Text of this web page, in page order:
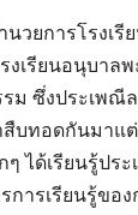
วยการโรงเรี
งเรียนอนุบาลพ
ม ซึ่งประเพณี
บทอดกันมาแ
ๆ ได้เรียนรู้ปร
การเรียนรู้ของ